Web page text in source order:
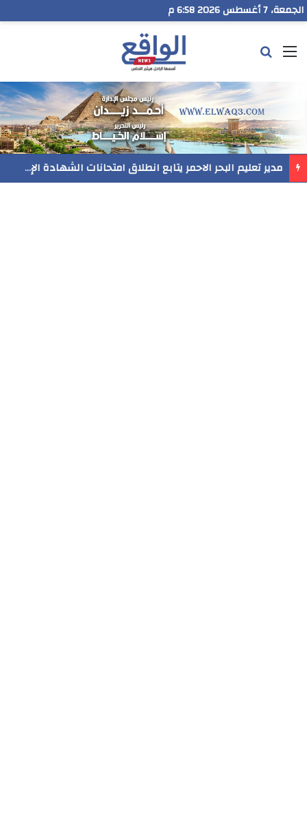
الجمعة، 7 أغسطس 2026 6:58 م
القائمة
مدير تعليم البحر الاحمر يتابع انطلاق امتحانات الشهادة الإعدادية ويؤكد: الانضباط